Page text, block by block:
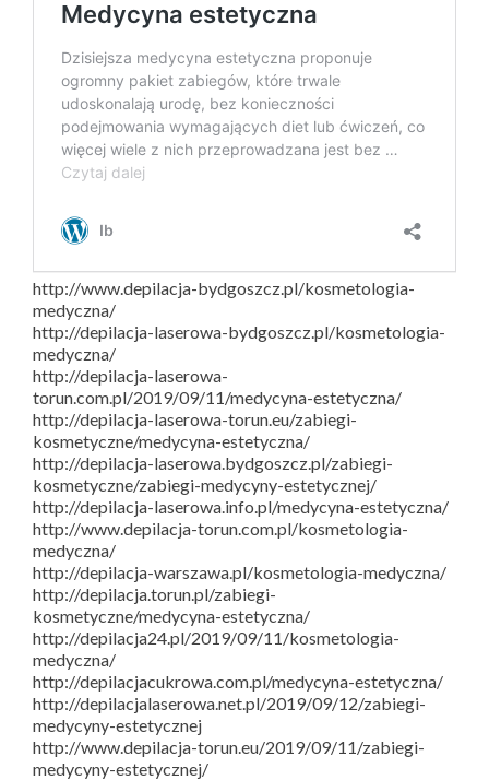
http://www.depilacja-bydgoszcz.pl/kosmetologia-
medyczna/
http://depilacja-laserowa-bydgoszcz.pl/kosmetologia-
medyczna/
http://depilacja-laserowa-
torun.com.pl/2019/09/11/medycyna-estetyczna/
http://depilacja-laserowa-torun.eu/zabiegi-
kosmetyczne/medycyna-estetyczna/
http://depilacja-laserowa.bydgoszcz.pl/zabiegi-
kosmetyczne/zabiegi-medycyny-estetycznej/
http://depilacja-laserowa.info.pl/medycyna-estetyczna/
http://www.depilacja-torun.com.pl/kosmetologia-
medyczna/
http://depilacja-warszawa.pl/kosmetologia-medyczna/
http://depilacja.torun.pl/zabiegi-
kosmetyczne/medycyna-estetyczna/
http://depilacja24.pl/2019/09/11/kosmetologia-
medyczna/
http://depilacjacukrowa.com.pl/medycyna-estetyczna/
http://depilacjalaserowa.net.pl/2019/09/12/zabiegi-
medycyny-estetycznej
http://www.depilacja-torun.eu/2019/09/11/zabiegi-
medycyny-estetycznej/